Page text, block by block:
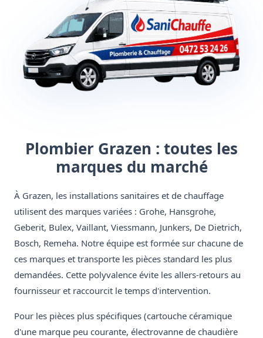
Plombier Grazen : toutes les
marques du marché
À Grazen, les installations sanitaires et de chauffage
utilisent des marques variées : Grohe, Hansgrohe,
Geberit, Bulex, Vaillant, Viessmann, Junkers, De Dietrich,
Bosch, Remeha. Notre équipe est formée sur chacune de
ces marques et transporte les pièces standard les plus
demandées. Cette polyvalence évite les allers-retours au
fournisseur et raccourcit le temps d'intervention.
Pour les pièces plus spécifiques (cartouche céramique
d'une marque peu courante, électrovanne de chaudière